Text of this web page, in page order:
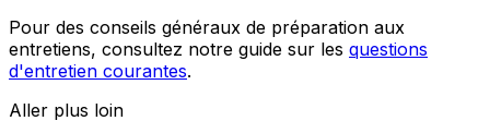
Pour des conseils généraux de préparation aux
entretiens, consultez notre guide sur les questions
d'entretien courantes.
Aller plus loin